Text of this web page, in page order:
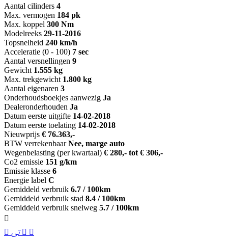
Aantal cilinders 4
Max. vermogen 184 pk
Max. koppel 300 Nm
Modelreeks 29-11-2016
Topsnelheid 240 km/h
Acceleratie (0 - 100) 7 sec
Aantal versnellingen 9
Gewicht 1.555 kg
Max. trekgewicht 1.800 kg
Aantal eigenaren 3
Onderhoudsboekjes aanwezig Ja
Dealeronderhouden Ja
Datum eerste uitgifte 14-02-2018
Datum eerste toelating 14-02-2018
Nieuwprijs € 76.363,-
BTW verrekenbaar Nee, marge auto
Wegenbelasting (per kwartaal) € 280,- tot € 306,-
Co2 emissie 151 g/km
Emissie klasse 6
Energie label C
Gemiddeld verbruik 6.7 / 100km
Gemiddeld verbruik stad 8.4 / 100km
Gemiddeld verbruik snelweg 5.7 / 100km